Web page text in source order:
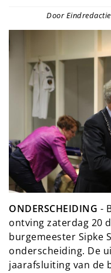
Door
ONDERSCHEIDING -
ontving zaterdag 20
burgemeester Sipke
onderscheiding. De
jaarafsluiting van de